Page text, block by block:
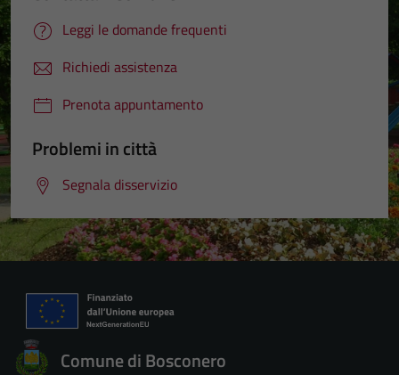
Leggi le domande frequenti
Richiedi assistenza
Prenota appuntamento
Problemi in città
Segnala disservizio
Comune di Bosconero